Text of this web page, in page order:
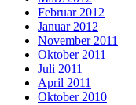
Februar 2012
Januar 2012
November 2011
Oktober 2011
Juli 2011
April 2011
Oktober 2010